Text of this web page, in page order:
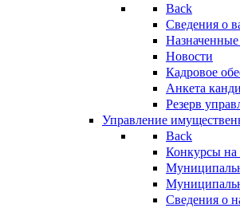
Back
Сведения о
Назначенные
Новости
Кадровое
Анкета
Резерв
Управление
Back
Конкурсы на
Сведения о